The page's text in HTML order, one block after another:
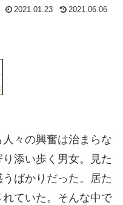
2021.01.23 2021.06.06
々の興奮は治まらな
添い歩く男女。見た
ばかりだった。居た
ていた。そんな中で